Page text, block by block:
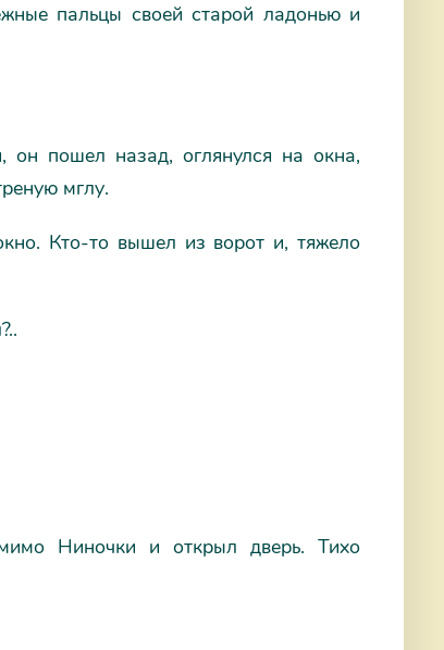
пальцы своей старой ладонью и
пошел назад, оглянулся на окна,
мглу.
Кто-то вышел из ворот и, тяжело
Ниночки и открыл дверь. Тихо